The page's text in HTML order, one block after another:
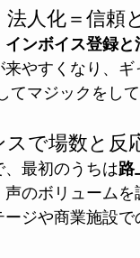
法人化＝信頼
インボイス登録
やすくなり、
てマジックをし
スで場数と反
最初のうちは路
のボリューム
ジや商業施設